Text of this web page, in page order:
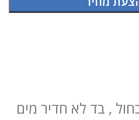
, בד לא חדיר מים